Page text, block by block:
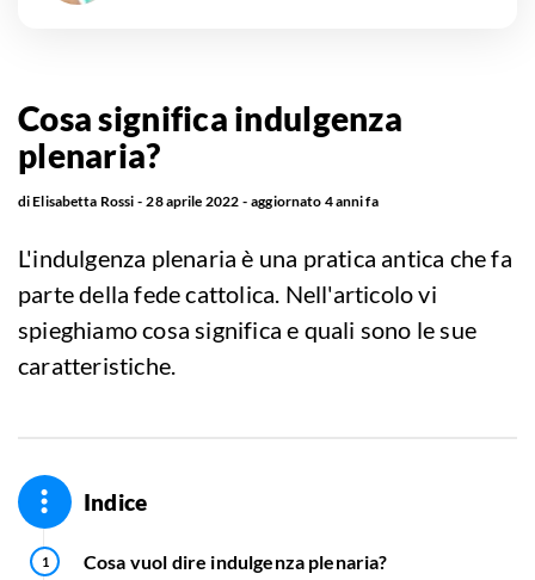
Cosa significa indulgenza
plenaria?
diElisabetta Rossi 28 aprile 2022 aggiornato 4 anni fa
L'indulgenza plenaria è una pratica antica che fa
parte della fede cattolica. Nell'articolo vi
spieghiamo cosa significa e quali sono le sue
caratteristiche.
Indice
Cosa vuol dire indulgenza plenaria?